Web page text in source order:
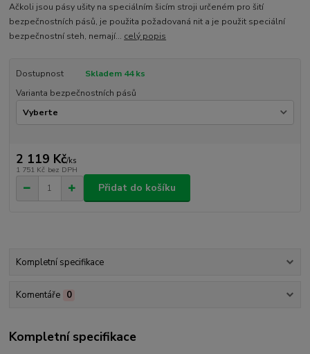
Ačkoli jsou pásy ušity na speciálním šicím stroji určeném pro šití
bezpečnostních pásů, je použita požadovaná nit a je použit speciální
bezpečnostní steh, nemají... celý popis
Dostupnost
Skladem 44 ks
Varianta bezpečnostních pásů
2 119 Kč/ks
1 751 Kč bez DPH
Přidat do košíku
Kompletní specifikace
Komentáře 0
Kompletní specifikace